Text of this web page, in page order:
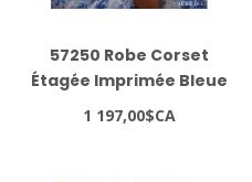
57250 Robe Corset
Étagée Imprimée Bleue
1 197,00$CA